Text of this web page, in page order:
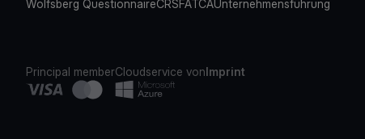
Wolfsberg QuestionnaireCRSFATCAUnternehmensführung
Principal memberCloudservice vonImprint